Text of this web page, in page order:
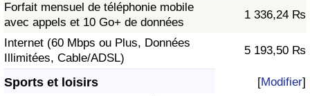
Forfait mensuel de téléphonie mobile
avec appels et 10 Go+ de données
1 336,24 ₨
Internet (60 Mbps ou Plus, Données
Illimitées, Cable/ADSL)
5 193,50 ₨
Sports et loisirs [Modifier]